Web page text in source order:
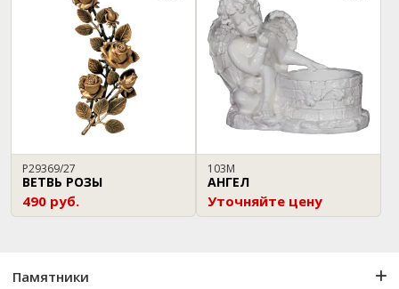
P29369/27
ВЕТВЬ РОЗЫ
490 руб.
103М
АНГЕЛ
Уточняйте цену
Памятники